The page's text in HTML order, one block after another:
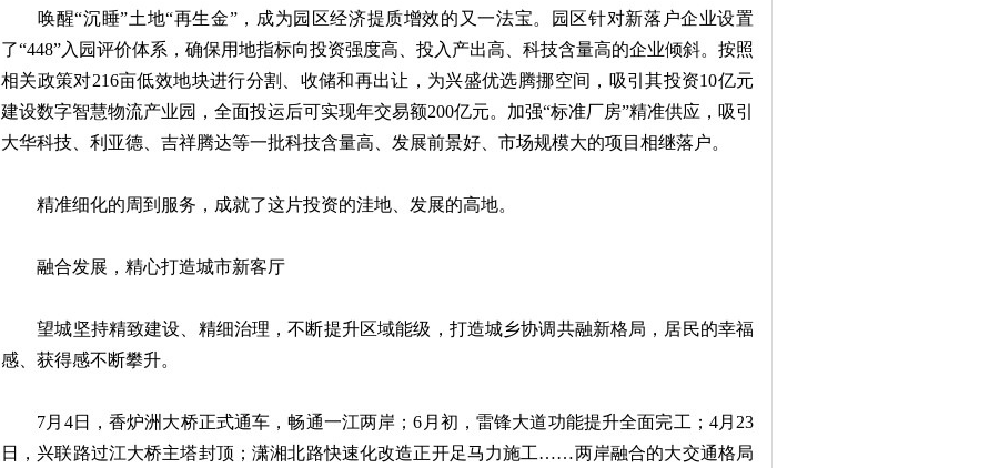
唤醒“沉睡”土地“再生金”，成为园区经济提质增效的又一法宝。园区针对新落户企业设置
了“448”入园评价体系，确保用地指标向投资强度高、投入产出高、科技含量高的企业倾斜。按照
相关政策对216亩低效地块进行分割、收储和再出让，为兴盛优选腾挪空间，吸引其投资10亿元
建设数字智慧物流产业园，全面投运后可实现年交易额200亿元。加强“标准厂房”精准供应，吸引
大华科技、利亚德、吉祥腾达等一批科技含量高、发展前景好、市场规模大的项目相继落户。
精准细化的周到服务，成就了这片投资的洼地、发展的高地。
融合发展，精心打造城市新客厅
望城坚持精致建设、精细治理，不断提升区域能级，打造城乡协调共融新格局，居民的幸福
感、获得感不断攀升。
7月4日，香炉洲大桥正式通车，畅通一江两岸；6月初，雷锋大道功能提升全面完工；4月23
日，兴联路过江大桥主塔封顶；潇湘北路快速化改造正开足马力施工……两岸融合的大交通格局